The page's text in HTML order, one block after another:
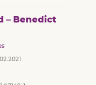
– Benedict